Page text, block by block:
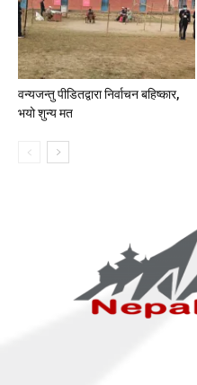
वन्यजन्तु पीडितद्वारा निर्वाचन बहिष्कार,
भयो शुन्य मत